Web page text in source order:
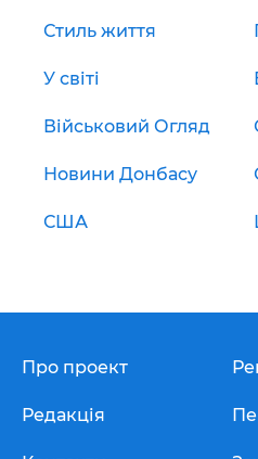
Стиль життя
У світі
Військовий Огляд
Новини Донбасу
США
Про проект
Редакція